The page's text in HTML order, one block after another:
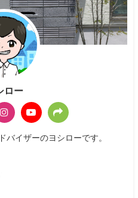
ロー
バイザーのヨシローです。